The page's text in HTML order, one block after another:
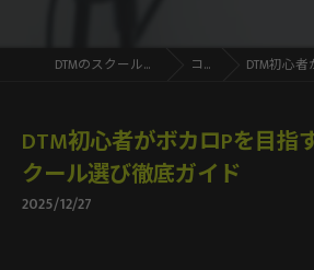
DTMのスクールならMMCollege コラム DTM初心者がボカ
DTM初心者がボカロPを目指
クール選び徹底ガイド
2025/12/27